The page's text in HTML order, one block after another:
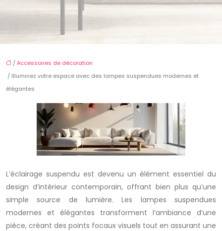
/Accessoires de décoration
/ Illuminez votre espace avec des lampes suspendues modernes et
élégantes
L’éclairage suspendu est devenu un élément essentiel du
design d’intérieur contemporain, offrant bien plus qu’une
simple source de lumière. Les lampes suspendues
modernes et élégantes transforment l’ambiance d’une
pièce, créant des points focaux visuels tout en assurant une